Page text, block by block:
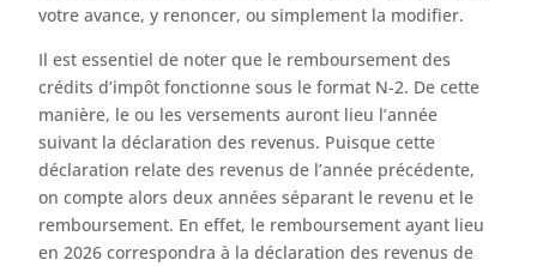
votre avance, y renoncer, ou simplement la modifier.
Il est essentiel de noter que le remboursement des
crédits d’impôt fonctionne sous le format N-2. De cette
manière, le ou les versements auront lieu l’année
suivant la déclaration des revenus. Puisque cette
déclaration relate des revenus de l’année précédente,
on compte alors deux années séparant le revenu et le
remboursement. En effet, le remboursement ayant lieu
en 2026 correspondra à la déclaration des revenus de